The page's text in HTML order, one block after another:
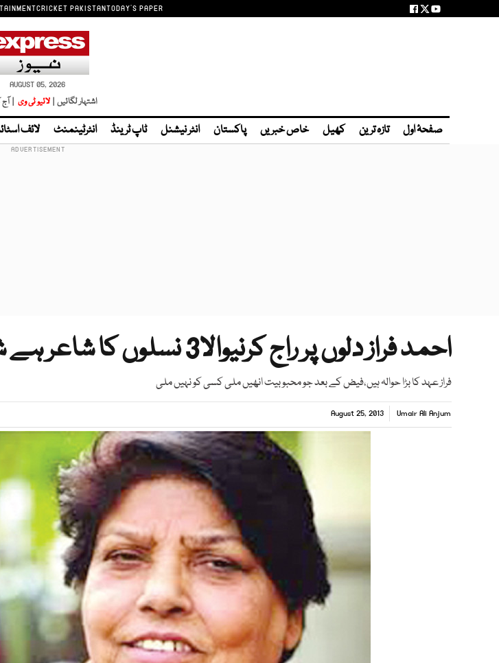
CRICKET PAKISTANTODAY'S PAPER
AUGUST 05, 2026
اشتہار لگائیں | لائیو ٹی وی | آج
صفحۂ اول تازہ ترین کھیل خاص خبریں پاکستان انٹر نیشنل ٹاپ ٹرینڈ انٹرٹینمنٹ لائف
احمد فراز دلوں پر راج کرنیوالا3 نسلوں کا شاعر ہے شعرا
فراز عہد کا بڑا حوالہ ہیں،فیض کے بعد جو محبوبیت انھیں ملی کسی کو نہیں ملی
Umair Ali Anjum
August 25, 2013